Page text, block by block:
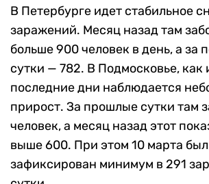
В Петербурге идет стабильное
заражений. Месяц назад там
больше 900 человек в день, а за
сутки — 782. В Подмосковье, как
последние дни наблюдается
прирост. За прошлые сутки там
человек, а месяц назад этот
выше 600. При этом 10 марта был
зафиксирован минимум в 291